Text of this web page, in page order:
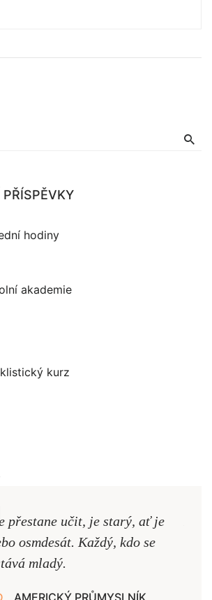
hodiny
akademie
kurz
přestane učit, je starý, ať je
osmdesát. Každý, kdo se
mladý.
AMERICKÝ PRŮMYSLNÍK